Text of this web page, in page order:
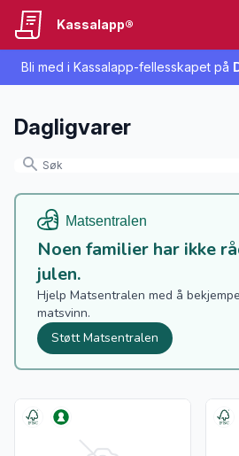
Bli med i Kassalapp-fellesskapet på
Kassalapp®
Dagligvarer
Noen familier har ikke
julen.
Hjelp Matsentralen med å
matsvinn.
Støtt Matsentralen
Vis flere detaljer for produktet Vis